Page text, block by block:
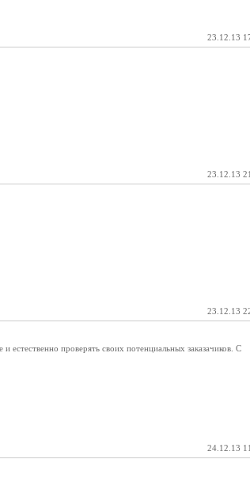
23.12.13
23.12.13
23.12.13
естественно проверять своих потенциальных заказачиков. С
24.12.13